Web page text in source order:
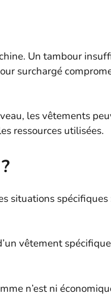
Un tambour
surchargé
les vêtements
ressources utilisées.
situations spécifiques
vêtement spécifique
n’est ni